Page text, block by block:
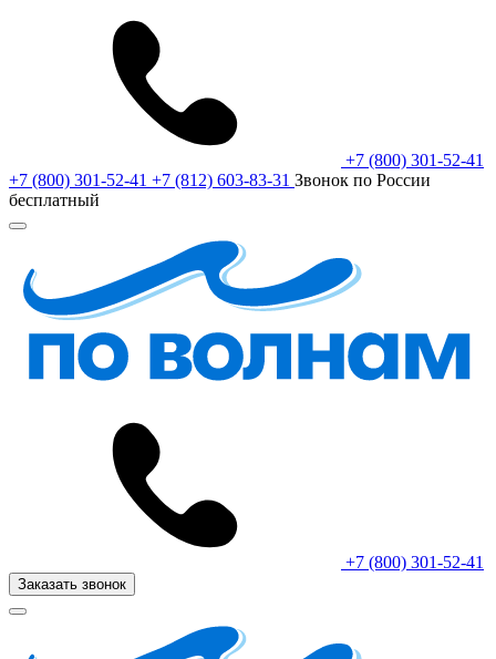
+7 (800) 301-52-41
+7 (800) 301-52-41 +7 (812) 603-83-31 Звонок по России
бесплатный
+7 (800) 301-52-41
Заказать звонок